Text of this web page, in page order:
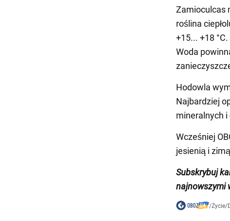
Zamioculcas
roślina
+15... +18
Woda
Hodowla
Najbardziej
mineralnych
Wcześniej
jesienią i
Subskrybuj
najnowszymi
/Życie/